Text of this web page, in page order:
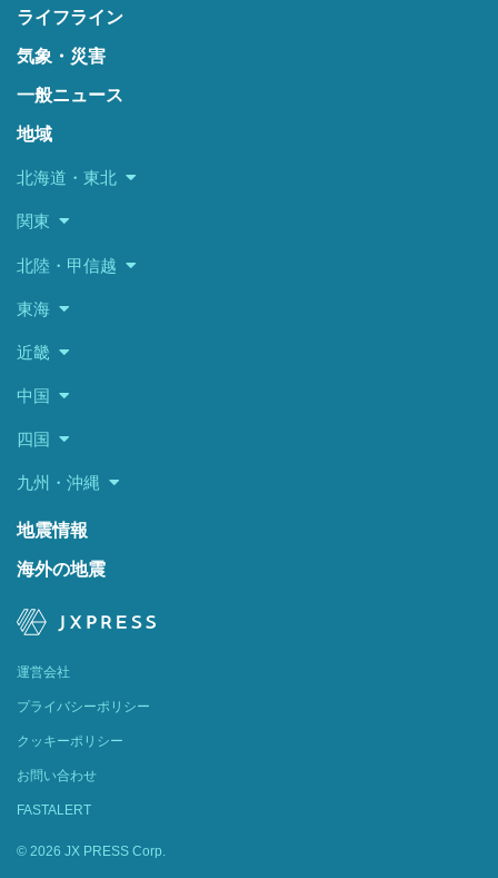
ライフライン
気象・災害
一般ニュース
地域
北海道・東北
関東
北陸・甲信越
東海
近畿
中国
四国
九州・沖縄
地震情報
海外の地震
運営会社
プライバシーポリシー
クッキーポリシー
お問い合わせ
FASTALERT
© 2026 JX PRESS Corp.